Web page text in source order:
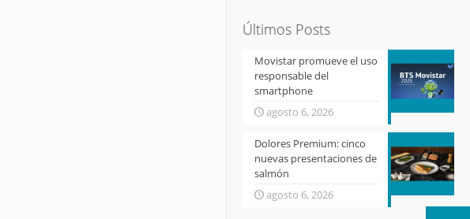
Últimos Posts
Movistar promueve el uso
responsable del
smartphone
agosto 6, 2026
Dolores Premium: cinco
nuevas presentaciones de
salmón
agosto 6, 2026